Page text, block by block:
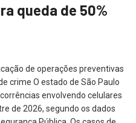
queda de 50%
de operações preventivas
crime O estado de São Paulo
envolvendo celulares
de 2026, segundo os dados